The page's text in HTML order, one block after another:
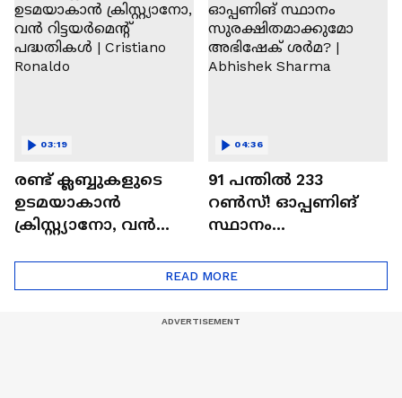
Ajit Agarkar
രണ്ട്‌ ക്ലബ്ബുകളുടെ
ഉടമയാകാന്‍
ക്രിസ്റ്റ്യാനോ, വന്‍
പദ്ധതികള്‍ | Cristiano
Ronaldo
03:19
91 പന്തില്‍ 233
റണ്‍സ്! ഓപ്പണിങ്
സ്ഥാനം
അഭിഷേക് ശർമ? |
Abhishek Sharma
04:36
READ MORE